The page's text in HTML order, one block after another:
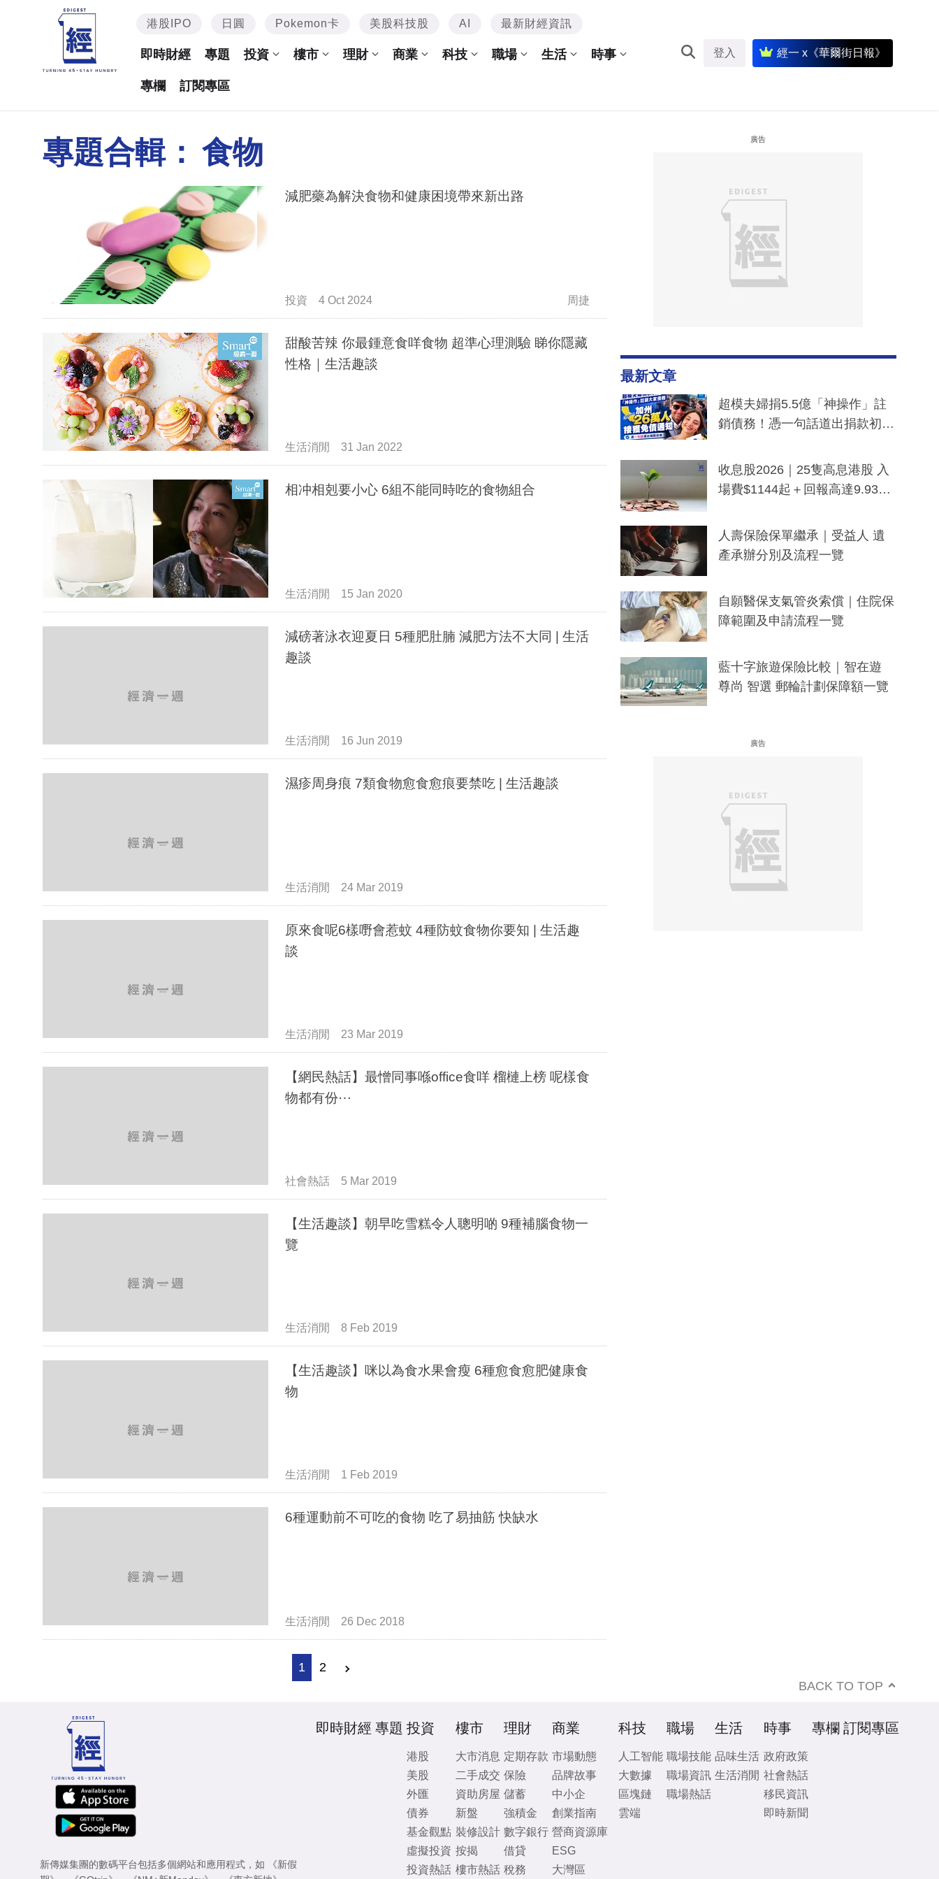
港股IPO 日圓 Pokemon卡 美股科技股 AI 最新財經資訊
即時財經 專題 投資 樓市 理財 商業 科技 職場 生活 時事
專欄 訂閱專區
登入 經一 x《華爾街日報》
專題合輯： 食物
減肥藥為解決食物和健康困境帶來新出路
投資 4 Oct 2024 周捷
甜酸苦辣 你最鍾意食咩食物 超準心理測驗 睇你隱藏
性格｜生活趣談
生活消閒 31 Jan 2022
相冲相剋要小心 6組不能同時吃的食物組合
生活消閒 15 Jan 2020
減磅著泳衣迎夏日 5種肥肚腩 減肥方法不大同 | 生活
趣談
生活消閒 16 Jun 2019
濕疹周身痕 7類食物愈食愈痕要禁吃 | 生活趣談
生活消閒 24 Mar 2019
原來食呢6樣嘢會惹蚊 4種防蚊食物你要知 | 生活趣
談
生活消閒 23 Mar 2019
【網民熱話】最憎同事喺office食咩 榴槤上榜 呢樣食
物都有份⋯
社會熱話 5 Mar 2019
【生活趣談】朝早吃雪糕令人聰明啲 9種補腦食物一
覽
生活消閒 8 Feb 2019
【生活趣談】咪以為食水果會瘦 6種愈食愈肥健康食
物
生活消閒 1 Feb 2019
6種運動前不可吃的食物 吃了易抽筋 快缺水
生活消閒 26 Dec 2018
1 2
廣告
最新文章
超模夫婦捐5.5億「神操作」註
銷債務！憑一句話道出捐款初
一度被誤當詐騙手段
收息股2026｜25隻高息港股 入
場費$1144起＋回報高達9.93
人壽保險保單繼承｜受益人 遺
產承辦分別及流程一覽
自願醫保支氣管炎索償｜住院保
障範圍及申請流程一覽
藍十字旅遊保險比較｜智在遊
尊尚 智選 郵輪計劃保障額一覽
廣告
BACK TO TOP
新傳媒集團的數碼平台包括多個網站和應用程式，如
《新假
即時財經 專題 投資
港股
美股
外匯
債券
基金觀點
虛擬投資
投資熱話
樓市
大市消息
二手成交
資助房屋
新盤
裝修設計
按揭
樓市熱話
理財
定期存款
保險
儲蓄
強積金
數字銀行
借貸
稅務
商業
市場動態
品牌故事
中小企
創業指南
營商資源庫
ESG
大灣區
科技
人工智能
大數據
區塊鏈
雲端
職場
職場技能
職場資訊
職場熱話
生活
品味生活
生活消閒
時事
政府政策
社會熱話
移民資訊
即時新聞
專欄 訂閱專區